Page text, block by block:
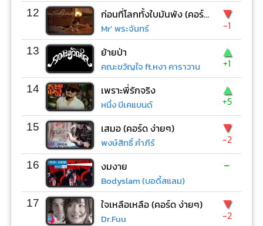
12 ก่อนที่โลกทั้งใบมันพัง (คอร์ด ง่ายๆ)
Mr’ พระจันทร์
▼
-1
13 ย้ายป่า
คณะขวัญใจ ft.หงา คาราวาน
▲
+1
14 เพราะพี่รักจริง
หนึ่ง บีเคแบนด์
▲
+5
15 เสมอ (คอร์ด ง่ายๆ)
พงษ์สิทธิ์ คำภีร์
▼
-2
16 งมงาย
Bodyslam (บอดี้สแลม)
-
17 ใจเหลือเหลือ (คอร์ด ง่ายๆ)
Dr.Fuu
▼
-2